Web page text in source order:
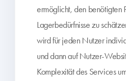
ermöglicht, den benötigten
Lagerbedürfnisse zu
wird für jeden Nutzer
und dann auf Nutzer-
Komplexität des Services